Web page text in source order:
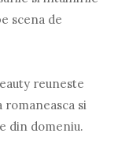
scena de
reuneste
romaneasca si
din domeniu.